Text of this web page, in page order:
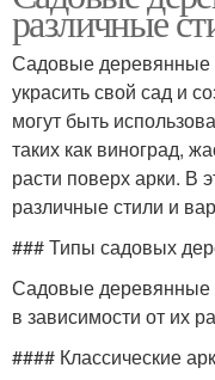
различные
Садовые деревянные
украсить свой сад и
могут быть
таких как виноград,
расти поверх арки. В
различные стили и
### Типы садовых
Садовые деревянные
в зависимости от их
#### Классические